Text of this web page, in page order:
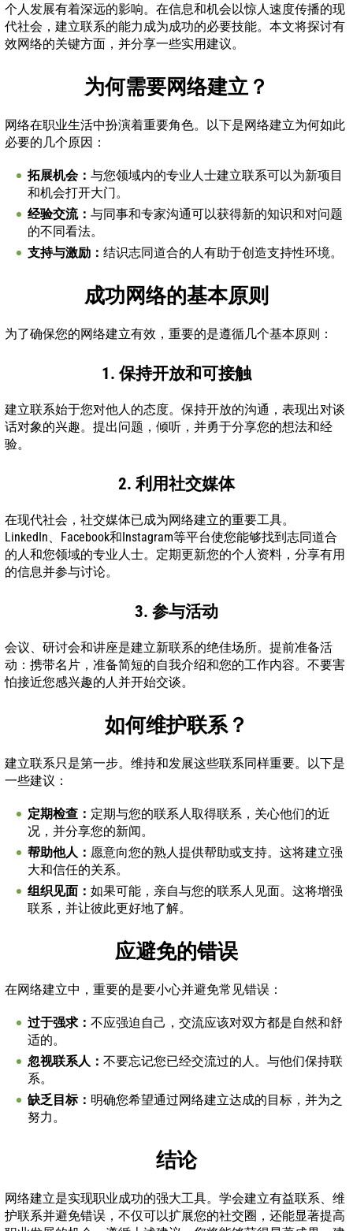
个人发展有着深远的影响。在信息和机会以惊人速度传播的现
代社会，建立联系的能力成为成功的必要技能。本文将探讨有
效网络的关键方面，并分享一些实用建议。
为何需要网络建立？
网络在职业生活中扮演着重要角色。以下是网络建立为何如此
必要的几个原因：
拓展机会： 与您领域内的专业人士建立联系可以为新项目
和机会打开大门。
经验交流： 与同事和专家沟通可以获得新的知识和对问题
的不同看法。
支持与激励： 结识志同道合的人有助于创造支持性环境。
成功网络的基本原则
为了确保您的网络建立有效，重要的是遵循几个基本原则：
1. 保持开放和可接触
建立联系始于您对他人的态度。保持开放的沟通，表现出对谈
话对象的兴趣。提出问题，倾听，并勇于分享您的想法和经
验。
2. 利用社交媒体
在现代社会，社交媒体已成为网络建立的重要工具。
LinkedIn、Facebook和Instagram等平台使您能够找到志同道合
的人和您领域的专业人士。定期更新您的个人资料，分享有用
的信息并参与讨论。
3. 参与活动
会议、研讨会和讲座是建立新联系的绝佳场所。提前准备活
动：携带名片，准备简短的自我介绍和您的工作内容。不要害
怕接近您感兴趣的人并开始交谈。
如何维护联系？
建立联系只是第一步。维持和发展这些联系同样重要。以下是
一些建议：
定期检查： 定期与您的联系人取得联系，关心他们的近
况，并分享您的新闻。
帮助他人： 愿意向您的熟人提供帮助或支持。这将建立强
大和信任的关系。
组织见面： 如果可能，亲自与您的联系人见面。这将增强
联系，并让彼此更好地了解。
应避免的错误
在网络建立中，重要的是要小心并避免常见错误：
过于强求： 不应强迫自己，交流应该对双方都是自然和舒
适的。
忽视联系人： 不要忘记您已经交流过的人。与他们保持联
系。
缺乏目标： 明确您希望通过网络建立达成的目标，并为之
努力。
结论
网络建立是实现职业成功的强大工具。学会建立有益联系、维
护联系并避免错误，不仅可以扩展您的社交圈，还能显著提高